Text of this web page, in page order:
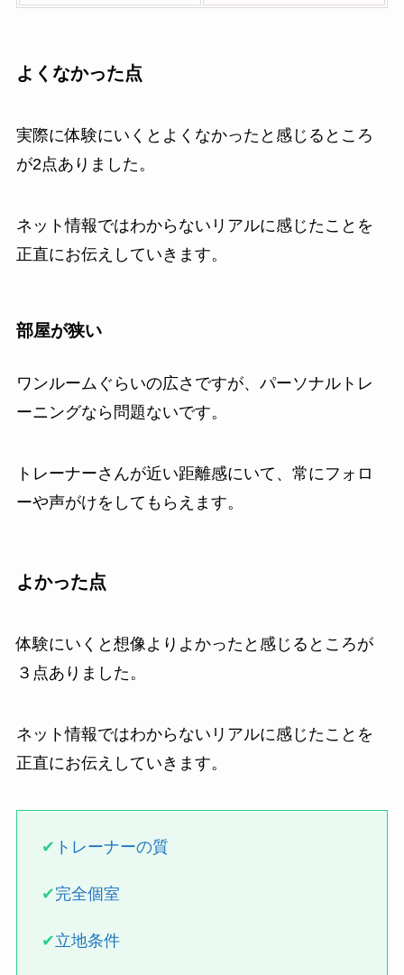
よくなかった点
実際に体験にいくとよくなかったと感じるところ
が2点ありました。
ネット情報ではわからないリアルに感じたことを
正直にお伝えしていきます。
部屋が狭い
ワンルームぐらいの広さですが、パーソナルトレ
ーニングなら問題ないです。
トレーナーさんが近い距離感にいて、常にフォロ
ーや声がけをしてもらえます。
よかった点
体験にいくと想像よりよかったと感じるところが
３点ありました。
ネット情報ではわからないリアルに感じたことを
正直にお伝えしていきます。
✔ トレーナーの質
✔完全個室
✔立地条件